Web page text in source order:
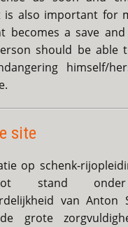
is also important for
becomes a save and
should be able
himself/
site
op schenk-
stand
van Anton
grote